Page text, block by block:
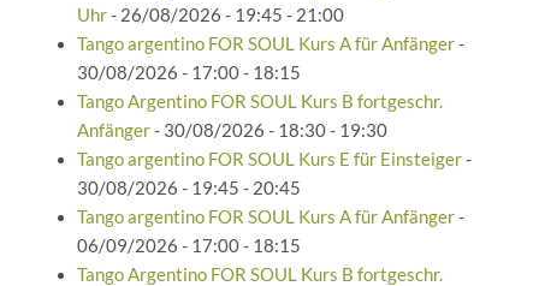
Uhr- 26/08/2026 - 19:45 - 21:00
Tango argentino FOR SOUL Kurs A für Anfänger-
30/08/2026 - 17:00 - 18:15
Tango Argentino FOR SOUL Kurs B fortgeschr.
Anfänger- 30/08/2026 - 18:30 - 19:30
Tango argentino FOR SOUL Kurs E für Einsteiger-
30/08/2026 - 19:45 - 20:45
Tango argentino FOR SOUL Kurs A für Anfänger-
06/09/2026 - 17:00 - 18:15
Tango Argentino FOR SOUL Kurs B fortgeschr.